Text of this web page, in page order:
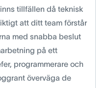
tillfällen då teknisk
att ditt team förstår
med snabba beslut
på ett
programmerare och
överväga de